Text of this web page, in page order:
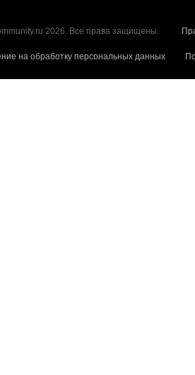
2026. Все права защищены.
на обработку персональных данных